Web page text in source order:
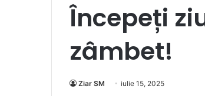
Începeți
zâmbet!
Ziar SM iulie 15, 2025